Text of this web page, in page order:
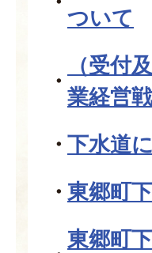
ついて
（受付
業経営
下水道
東郷町
東郷町